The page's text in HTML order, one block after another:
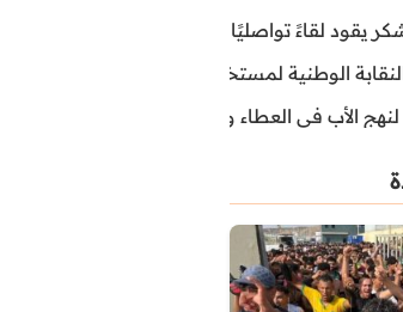
يقود لقاءً تواصليًا مع مناضلي الاتحاد
الوطنية لمستخدمي الوكالة الوطنية
لنهج الأب في العطاء وخدمة المجتمع، يواصل ابن